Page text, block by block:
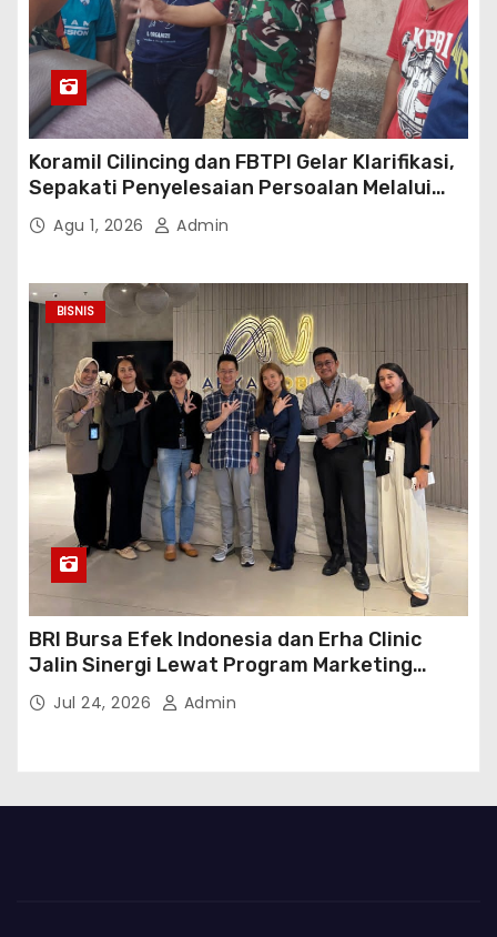
Koramil Cilincing dan FBTPI Gelar Klarifikasi,
Sepakati Penyelesaian Persoalan Melalui
DialogAgu 1, 2026 Admin
BISNIS
BRI Bursa Efek Indonesia dan Erha Clinic
Jalin Sinergi Lewat Program Marketing
Kolaborasi
Jul 24, 2026 Admin